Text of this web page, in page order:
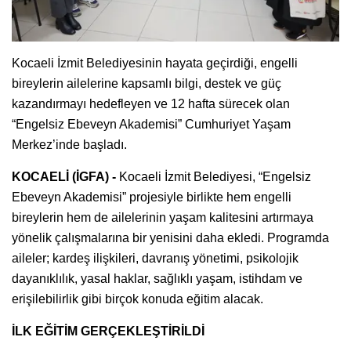
Kocaeli İzmit Belediyesinin hayata geçirdiği, engelli
bireylerin ailelerine kapsamlı bilgi, destek ve güç
kazandırmayı hedefleyen ve 12 hafta sürecek olan
“Engelsiz Ebeveyn Akademisi” Cumhuriyet Yaşam
Merkez’inde başladı.
KOCAELİ (İGFA) - Kocaeli İzmit Belediyesi, “Engelsiz
Ebeveyn Akademisi” projesiyle birlikte hem engelli
bireylerin hem de ailelerinin yaşam kalitesini artırmaya
yönelik çalışmalarına bir yenisini daha ekledi. Programda
aileler; kardeş ilişkileri, davranış yönetimi, psikolojik
dayanıklılık, yasal haklar, sağlıklı yaşam, istihdam ve
erişilebilirlik gibi birçok konuda eğitim alacak.
İLK EĞİTİM GERÇEKLEŞTİRİLDİ